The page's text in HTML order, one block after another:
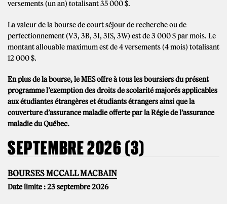
versements (un an) totalisant 35 000 $.
La valeur de la bourse de court séjour de recherche ou de
perfectionnement (V3, 3B, 3I, 3IS, 3W) est de 3 000 $ par mois. Le
montant allouable maximum est de 4 versements (4 mois) totalisant
12 000 $.
En plus de la bourse, le MES offre à tous les boursiers du présent
programme l’exemption des droits de scolarité majorés applicables
aux étudiantes étrangères et étudiants étrangers ainsi que la
couverture d’assurance maladie offerte par la Régie de l’assurance
maladie du Québec.
SEPTEMBRE 2026 (3)
BOURSES MCCALL MACBAIN
Date limite : 23 septembre 2026